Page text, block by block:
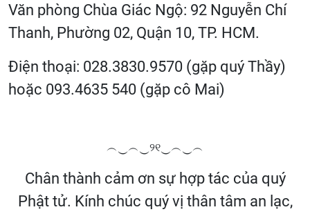
Văn phòng Chùa Giác Ngộ: 92 Nguyễn Chí
Thanh, Phường 02, Quận 10, TP. HCM.
Điện thoại: 028.3830.9570 (gặp quý Thầy)
hoặc 093.4635 540 (gặp cô Mai)
︵‿︵‿୨୧‿︵‿︵
Chân thành cảm ơn sự hợp tác của quý
Phật tử. Kính chúc quý vị thân tâm an lạc,